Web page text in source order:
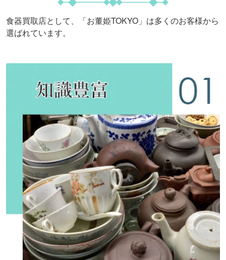
食器買取店として、「お董姫TOKYO」は多くのお客様から
選ばれています。